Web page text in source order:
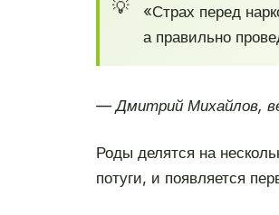
«Страх перед
а правильно
— Дмитрий Михайлов,
Роды делятся на
потуги, и появляется